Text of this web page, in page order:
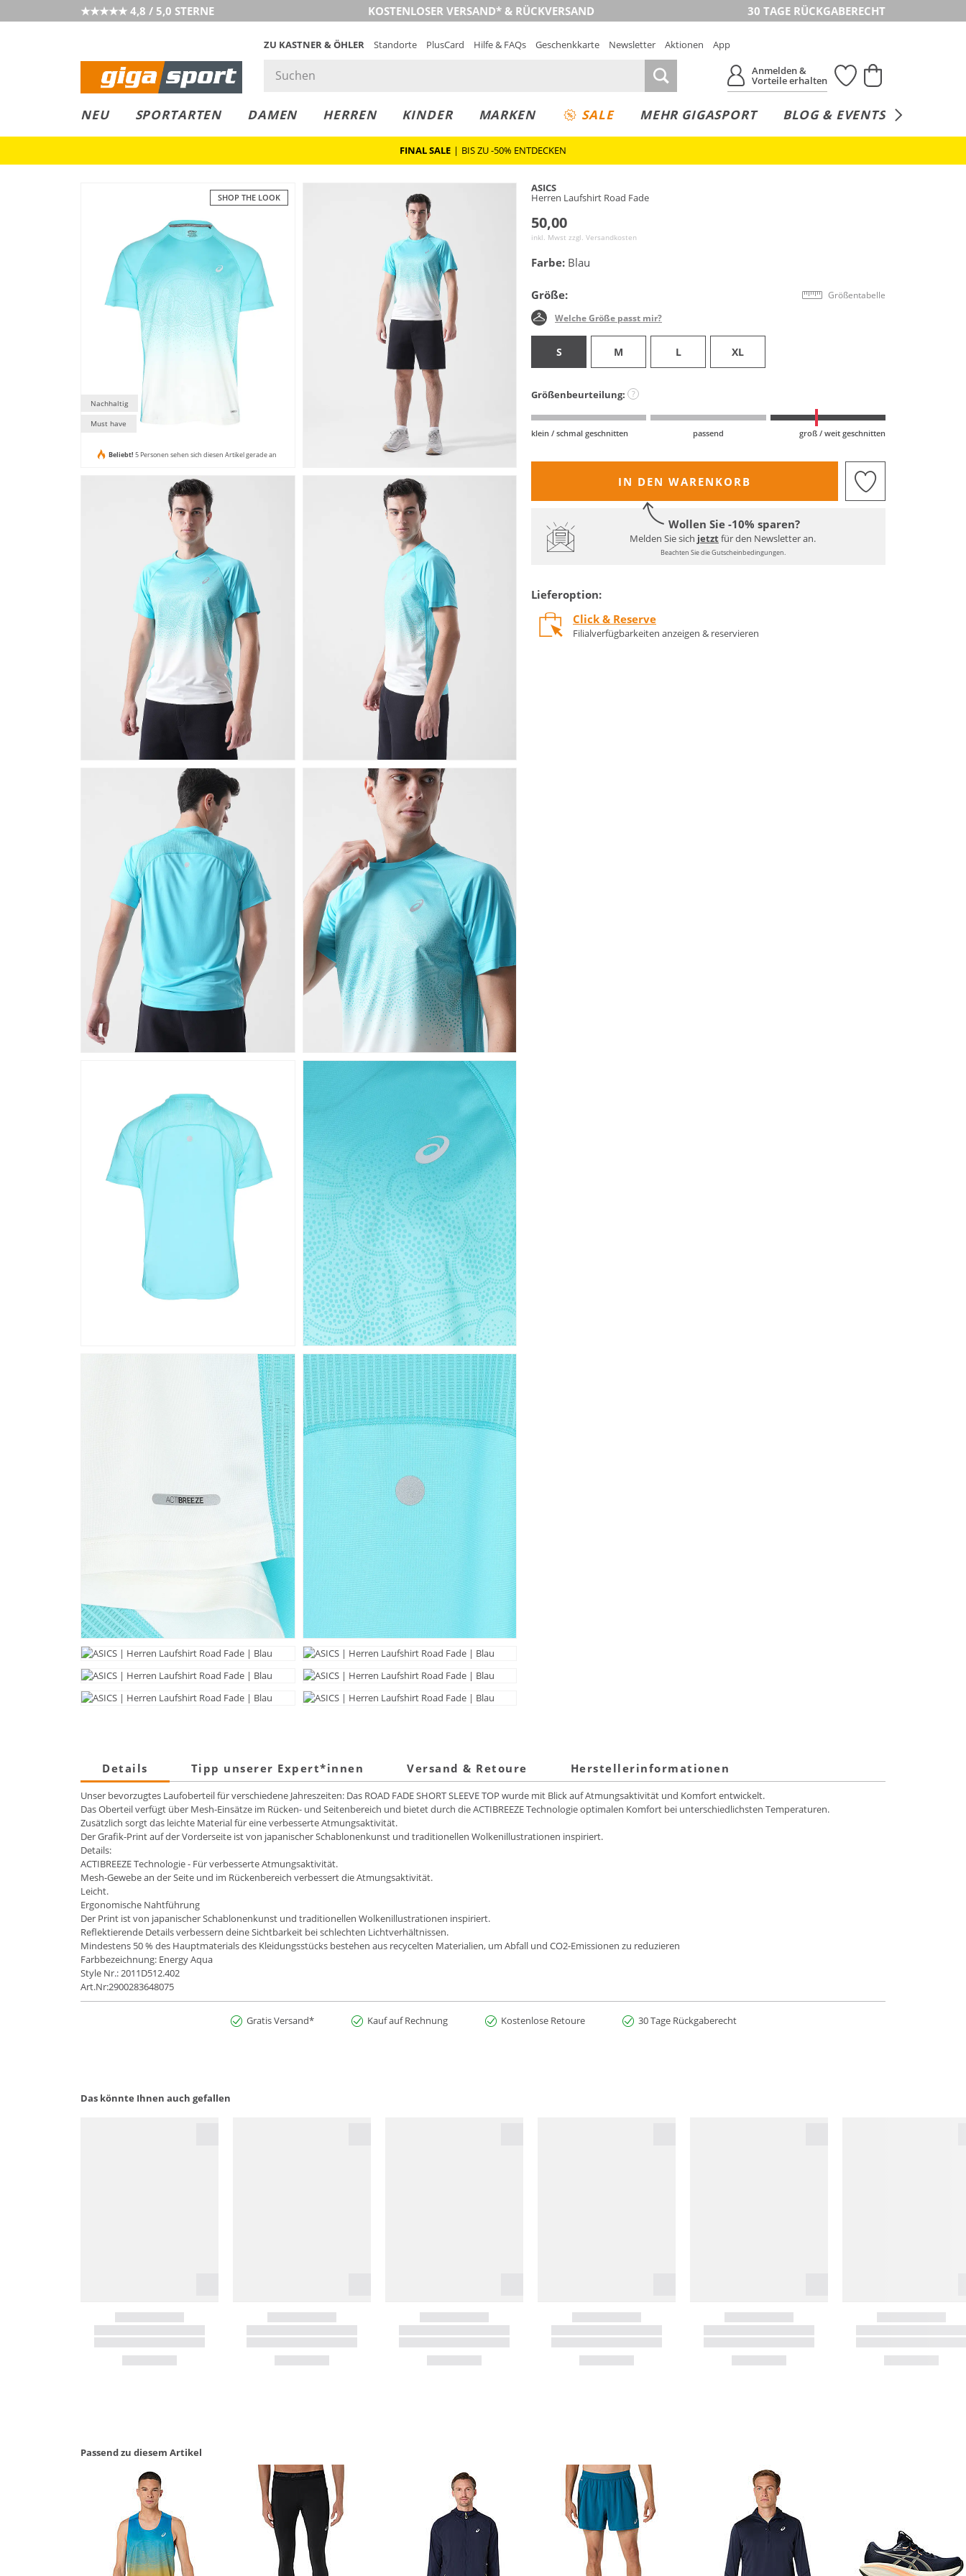
★★★★★ 4,8 / 5,0 STERNE KOSTENLOSER VERSAND* & RÜCKVERSAND 30 TAGE RÜCKGABERECHT
ZU KASTNER & ÖHLER Standorte PlusCard Hilfe & FAQs Geschenkkarte Newsletter Aktionen
App
Anmelden &
Vorteile erhalten
NEU SPORTARTEN DAMEN HERREN KINDER MARKEN SALE MEHR GIGASPORT BLOG & EVENTS
LEASING
COLLECT
RESERVE
FINAL SALE | BIS ZU -50% ENTDECKEN
SHOP THE LOOK
Nachhaltig
Must have
Beliebt! 5 Personen sehen sich diesen Artikel gerade an
ASICS
Herren Laufshirt Road Fade
50,00
inkl. Mwst zzgl. Versandkosten
Farbe: Blau
Größe: Größentabelle
Welche Größe passt mir?
S M L XL
Größenbeurteilung: ?
klein / schmal geschnitten passend groß / weit geschnitten
IN DEN WARENKORB
Wollen Sie -10% sparen?
Melden Sie sich jetztfür den Newsletter an.
Beachten Sie die Gutscheinbedingungen.
Lieferoption:
Click & Reserve
Filialverfügbarkeiten anzeigen & reservieren
Details Tipp unserer Expert*innen Versand & Retoure Herstellerinformationen
Unser bevorzugtes Laufoberteil für verschiedene Jahreszeiten: Das ROAD FADE SHORT SLEEVE TOP wurde mit Blick auf Atmungsaktivität und Komfort entwickelt.
Das Oberteil verfügt über Mesh-Einsätze im Rücken- und Seitenbereich und bietet durch die ACTIBREEZE Technologie optimalen Komfort bei unterschiedlichsten Temperaturen.
Zusätzlich sorgt das leichte Material für eine verbesserte Atmungsaktivität.
Der Grafik-Print auf der Vorderseite ist von japanischer Schablonenkunst und traditionellen Wolkenillustrationen inspiriert.
Details:
ACTIBREEZE Technologie - Für verbesserte Atmungsaktivität.
Mesh-Gewebe an der Seite und im Rückenbereich verbessert die Atmungsaktivität.
Leicht.
Ergonomische Nahtführung
Der Print ist von japanischer Schablonenkunst und traditionellen Wolkenillustrationen inspiriert.
Reflektierende Details verbessern deine Sichtbarkeit bei schlechten Lichtverhältnissen.
Mindestens 50 % des Hauptmaterials des Kleidungsstücks bestehen aus recycelten Materialien, um Abfall und CO2-Emissionen zu reduzieren
Farbbezeichnung: Energy Aqua
Style Nr.: 2011D512.402
Art.Nr:2900283648075
Gratis Versand* Kauf auf Rechnung Kostenlose Retoure 30 Tage Rückgaberecht
Das könnte Ihnen auch gefallen
Passend zu diesem Artikel